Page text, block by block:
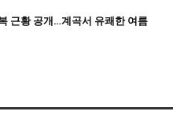
근황 공개…계곡서 유쾌한 여름